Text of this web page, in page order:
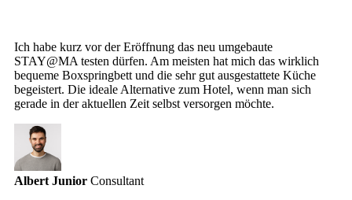
Ich habe kurz vor der Eröffnung das neu umgebaute
STAY@MA testen dürfen. Am meisten hat mich das wirklich
bequeme Boxspringbett und die sehr gut ausgestattete Küche
begeistert. Die ideale Alternative zum Hotel, wenn man sich
gerade in der aktuellen Zeit selbst versorgen möchte.
Albert Junior Consultant